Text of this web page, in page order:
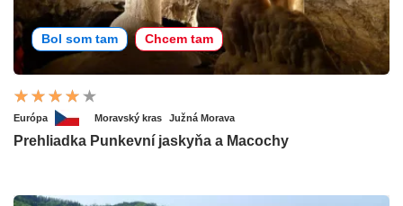
Bol som tam Chcem tam
Európa Moravský kras Južná Morava
Prehliadka Punkevní jaskyňa a Macochy